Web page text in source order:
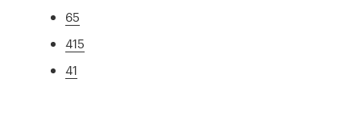
65
415
41